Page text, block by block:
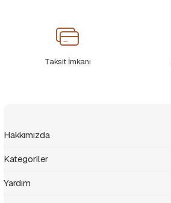
Taksit İmkanı
Hakkımızda
Kategoriler
Yardım